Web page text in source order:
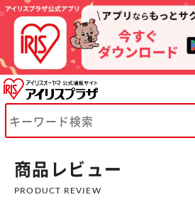
商品レビュー
PRODUCT REVIEW
※ご確認ください
カートに入れる